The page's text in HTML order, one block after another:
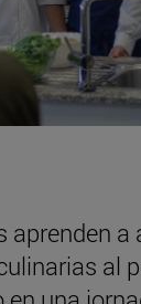
aprenden a
al